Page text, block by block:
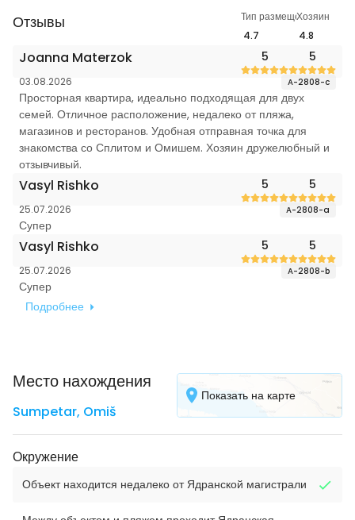
Отзывы
Тип размещения
4.7
Хозяин
4.8
Joanna Materzok 5 5
03.08.2026 A-2808-c
Просторная квартира, идеально подходящая для двух
семей. Отличное расположение, недалеко от пляжа,
магазинов и ресторанов. Удобная отправная точка для
знакомства со Сплитом и Омишем. Хозяин дружелюбный и
отзывчивый.
Vasyl Rishko 5 5
25.07.2026 A-2808-a
Супер
Vasyl Rishko 5 5
25.07.2026 A-2808-b
Супер
Подробнее
Место нахождения
Sumpetar, Omiš
Показать на карте
Окружение
Объект находится недалеко от Ядранской магистрали